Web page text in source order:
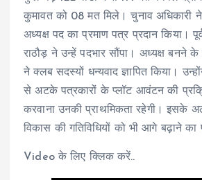
कुमावत को 08 मत मिले। चुनाव अधिकारी
अध्यक्ष पद का प्रमाण पत्र प्रदान किया।
राठौड़ ने उन्हें पदभार सौंपा। अध्यक्ष बनने के
ने क्लब सदस्यों धन्यवाद ज्ञापित किया।
से अटके पत्रकारों के प्लॉट आवंटन की
करवाना उनकी प्राथमिकता रहेगी। इसके
विकास की गतिविधियों को भी आगे बढ़ाने
Video के लिए क्लिक करें..